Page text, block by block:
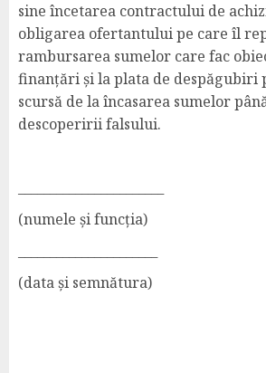
sine încetarea contractului de
obligarea ofertantului pe care îl
rambursarea sumelor care fac
finanțări și la plata de despăgubiri
scursă de la încasarea sumelor
descoperirii falsului.
(numele și funcția)
(data și semnătura)